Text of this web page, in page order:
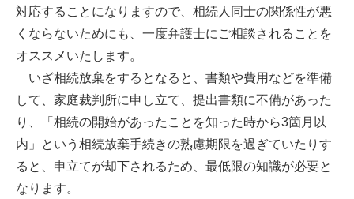
対応することになりますので、相続人同士の関係性が悪
くならないためにも、一度弁護士にご相談されることを
オススメいたします。
いざ相続放棄をするとなると、書類や費用などを準備
して、家庭裁判所に申し立て、提出書類に不備があった
り、「相続の開始があったことを知った時から3箇月以
内」という相続放棄手続きの熟慮期限を過ぎていたりす
ると、申立てが却下されるため、最低限の知識が必要と
なります。